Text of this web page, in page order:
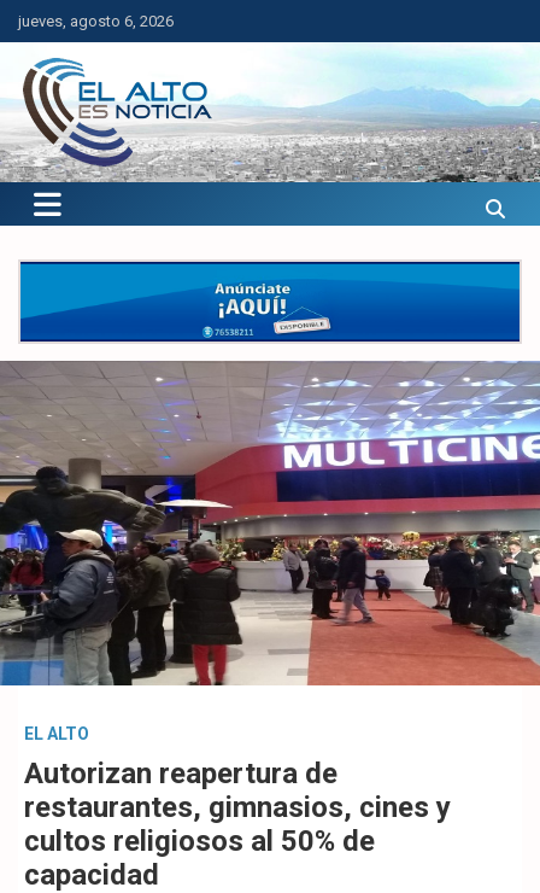
Saltar
al
contenido
jueves, agosto 6, 2026
El Alto es Noticia
Últimas noticias de El Alto, Bolivia y el mundo.
EL ALTO
Autorizan reapertura de
restaurantes, gimnasios, cines y
cultos religiosos al 50% de
capacidad